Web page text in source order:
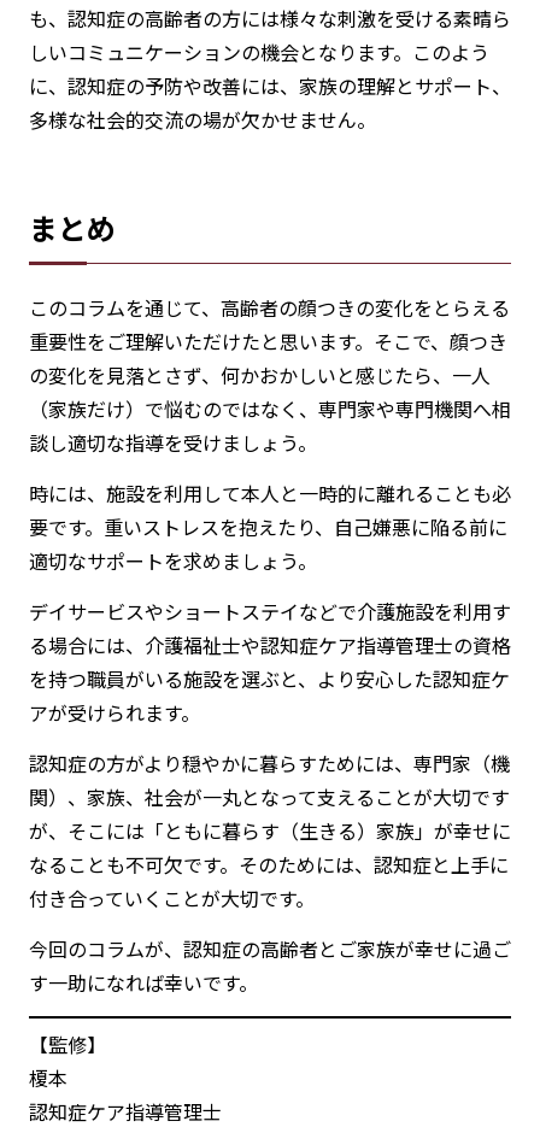
も、認知症の高齢者の方には様々な刺激を受ける素晴ら
しいコミュニケーションの機会となります。このよう
に、認知症の予防や改善には、家族の理解とサポート、
多様な社会的交流の場が欠かせません。
まとめ
このコラムを通じて、高齢者の顔つきの変化をとらえる
重要性をご理解いただけたと思います。そこで、顔つき
の変化を見落とさず、何かおかしいと感じたら、一人
（家族だけ）で悩むのではなく、専門家や専門機関へ相
談し適切な指導を受けましょう。
時には、施設を利用して本人と一時的に離れることも必
要です。重いストレスを抱えたり、自己嫌悪に陥る前に
適切なサポートを求めましょう。
デイサービスやショートステイなどで介護施設を利用す
る場合には、介護福祉士や認知症ケア指導管理士の資格
を持つ職員がいる施設を選ぶと、より安心した認知症ケ
アが受けられます。
認知症の方がより穏やかに暮らすためには、専門家（機
関）、家族、社会が一丸となって支えることが大切です
が、そこには「ともに暮らす（生きる）家族」が幸せに
なることも不可欠です。そのためには、認知症と上手に
付き合っていくことが大切です。
今回のコラムが、認知症の高齢者とご家族が幸せに過ご
す一助になれば幸いです。
【監修】
榎本
認知症ケア指導管理士